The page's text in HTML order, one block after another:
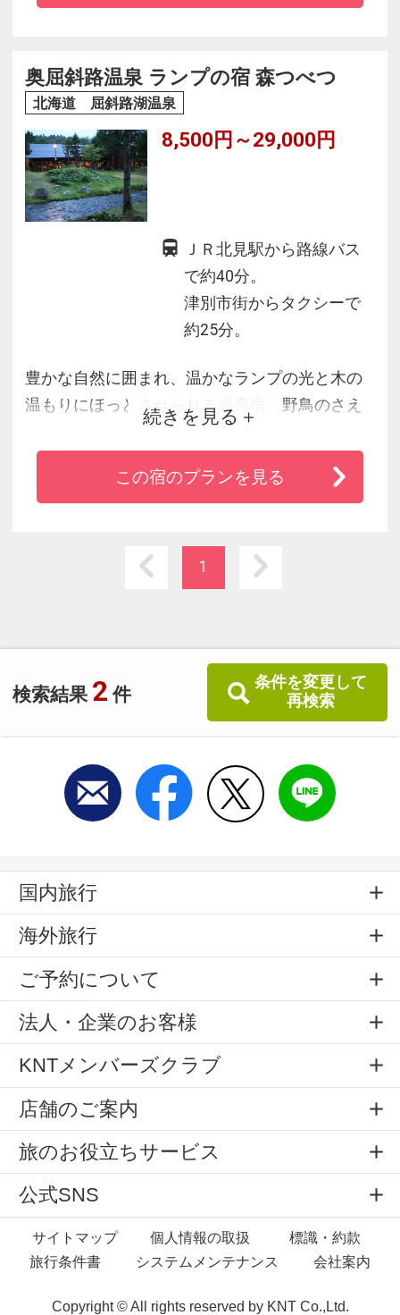
検索結果 2 件
条件を変更して
再検索
東館には、温泉浴場露天風呂を備え施設も充実
しております。
奥屈斜路温泉 ランプの宿 森つべつ
北海道 屈斜路湖温泉
8,500円～29,000円
ＪＲ北見駅から路線バス
で約40分。
津別市街からタクシーで
約25分。
豊かな自然に囲まれ、温かなランプの光と木の
温もりにほっとさせられる温泉宿。野鳥のさえ
ずりで目を覚まし、満天の星空に包まれ眠りに
つく。そんな素敵な体験をしてみませんか。森
の香り広がる柔らかな天然温泉と、四季折々の
続きを見る
この宿のプランを見る
1
国内旅行
海外旅行
ご予約について
法人・企業のお客様
KNTメンバーズクラブ
店舗のご案内
旅のお役立ちサービス
公式SNS
サイトマップ 個人情報の取扱
標識・約款
旅行条件書
システムメンテナンス 会社案内
Copyright © All rights reserved by KNT Co.,Ltd.